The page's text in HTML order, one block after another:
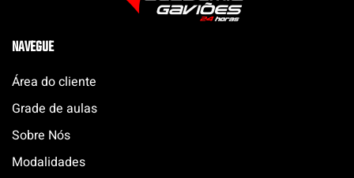
NAVEGUE
Área do cliente
Grade de aulas
Sobre Nós
Modalidades